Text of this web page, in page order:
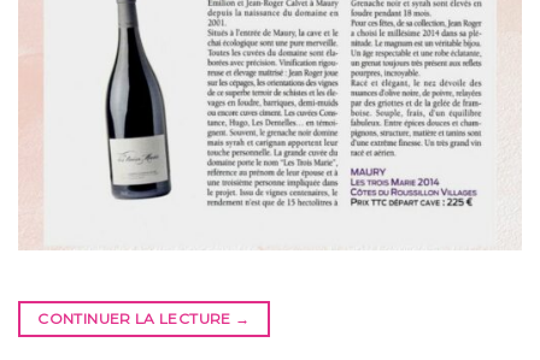
CONTINUER LA LECTURE →